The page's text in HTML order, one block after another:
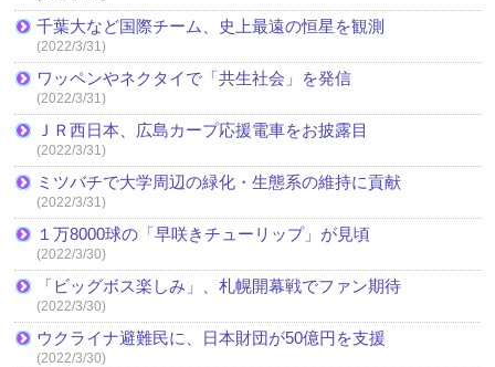
千葉大など国際チーム、史上最遠の恒星を観測
(2022/3/31)
ワッペンやネクタイで「共生社会」を発信
(2022/3/31)
ＪＲ西日本、広島カープ応援電車をお披露目
(2022/3/31)
ミツバチで大学周辺の緑化・生態系の維持に貢献
(2022/3/31)
１万8000球の「早咲きチューリップ」が見頃
(2022/3/30)
「ビッグボス楽しみ」、札幌開幕戦でファン期待
(2022/3/30)
ウクライナ避難民に、日本財団が50億円を支援
(2022/3/30)